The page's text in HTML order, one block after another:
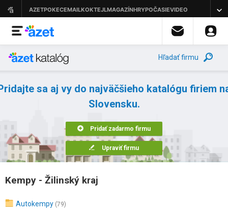
Hľadať firmu
sa aj vy do najväčšieho katalógu firiem
Slovensku.
Pridať zadarmo firmu
Upraviť firmu
Kempy - Žilinský kraj
Autokempy (79)